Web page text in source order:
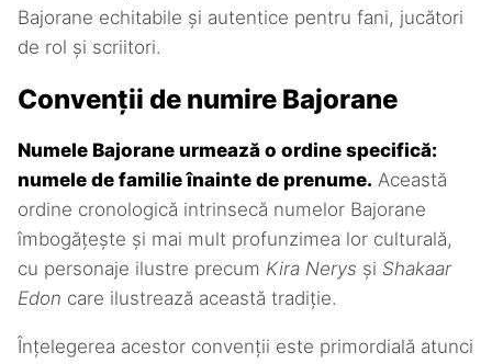
Bajorane echitabile și autentice pentru fani, jucători
de rol și scriitori.
Convenții de numire Bajorane
Numele Bajorane urmează o ordine specifică:
numele de familie înainte de prenume. Această
ordine cronologică intrinsecă numelor Bajorane
îmbogățește și mai mult profunzimea lor culturală,
cu personaje ilustre precum Kira Nerys și Shakaar
Edon care ilustrează această tradiție.
Înțelegerea acestor convenții este primordială atunci